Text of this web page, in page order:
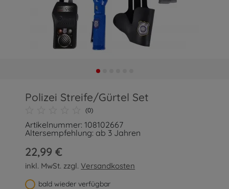
Polizei Streife/Gürtel Set
(0)
Artikelnummer: 108102667
Altersempfehlung: ab 3 Jahren
22,99 €
inkl. MwSt. zzgl.Versandkosten
bald wieder verfügbar